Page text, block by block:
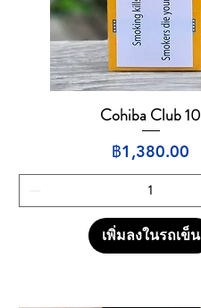
ดูข้อมูลด่วน
Cohiba Club 10
ราคา
฿1,380.00
เพิ่มลงในรถเข็น